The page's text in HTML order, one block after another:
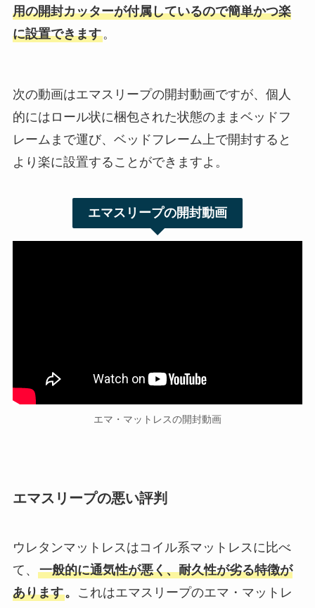
用の開封カッターが付属しているので簡単かつ楽
に設置できます。
次の動画はエマスリープの開封動画ですが、個人
的にはロール状に梱包された状態のままベッドフ
レームまで運び、ベッドフレーム上で開封すると
より楽に設置することができますよ。
エマスリープの開封動画
エマ・マットレスの開封動画
エマスリープの悪い評判
ウレタンマットレスはコイル系マットレスに比べ
て、 一般的に通気性が悪く、耐久性が劣る特徴が
あります。
これはエマスリープのエマ・マットレ